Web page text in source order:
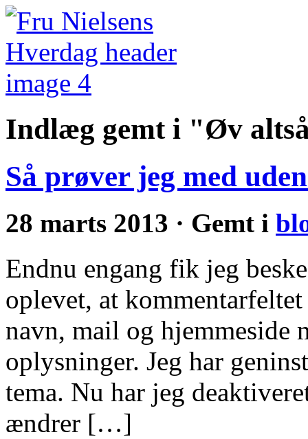
Indlæg gemt i "Øv
Så prøver jeg med
28 marts 2013 · Gemt i
Endnu engang fik jeg
oplevet, at
navn, mail og hjemmeside
oplysninger. Jeg har
tema. Nu har jeg
ændrer […]